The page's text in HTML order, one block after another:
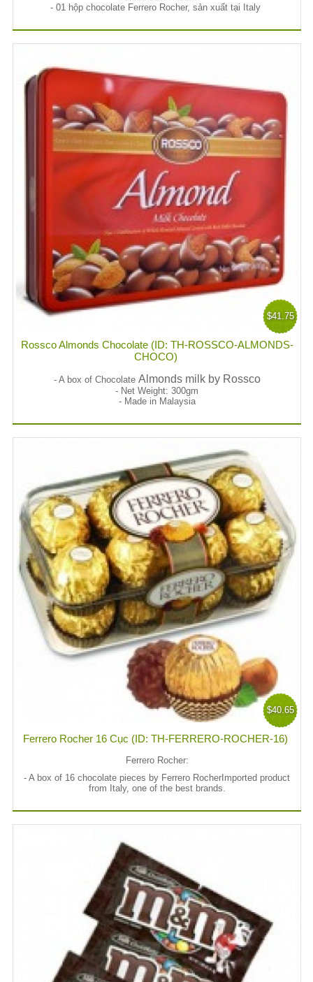
- 01 hộp chocolate Ferrero Rocher, sản xuất tại Italy
$41.75
Rossco Almonds Chocolate (ID: TH-ROSSCO-ALMONDS-
CHOCO)
- A box of Chocolate Almonds milk by Rossco
- Net Weight: 300gm
- Made in Malaysia
$40.65
Ferrero Rocher 16 Cục (ID: TH-FERRERO-ROCHER-16)
Ferrero Rocher:
- A box of 16 chocolate pieces by Ferrero RocherImported product
from Italy, one of the best brands.